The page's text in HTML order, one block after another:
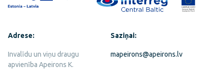
Adrese:
Invalīdu un viņu draugu
apvienība Apeirons K.
Saziņai:
mapeirons@apeirons.lv